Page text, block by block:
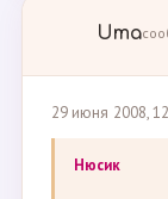
Uma
29 июня 2008,
Нюсик